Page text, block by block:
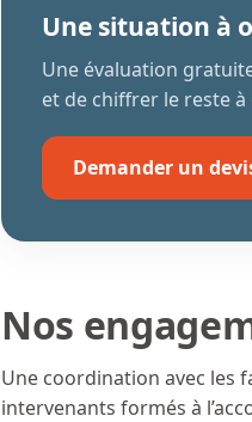
Une situation à
Une évaluation
et de chiffrer le reste à
Demander un
Nos
Une coordination avec les
intervenants formés à